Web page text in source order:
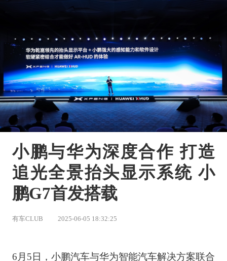
小鹏与华为深度合作 打造
追光全景抬头显示系统 小
鹏G7首发搭载
有车CLUB 2025-06-05 18:32:25
6月5日，小鹏汽车与华为智能汽车解决方案联合